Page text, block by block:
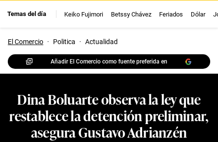
Temas del día Keiko Fujimori Betssy Chávez Feriados Dólar
El Comercio · Politica · Actualidad
Añadir El Comercio como fuente preferida en
Dina Boluarte observa la ley que
restablece la detención preliminar,
asegura Gustavo Adrianzén